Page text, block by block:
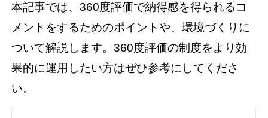
本記事では、360度評価で納得感を得られるコ
メントをするためのポイントや、環境づくりに
ついて解説します。360度評価の制度をより効
果的に運用したい方はぜひ参考にしてくださ
い。